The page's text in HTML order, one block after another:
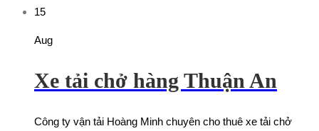
15
Aug
Xe tải chở hàng Thuận An
Công ty vận tải Hoàng Minh chuyên cho thuê xe tải chở